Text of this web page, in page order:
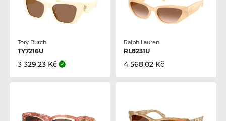
Tory Burch
TY7216U
3 329,23 Kč
Ralph Lauren
RL8231U
4 568,02 Kč